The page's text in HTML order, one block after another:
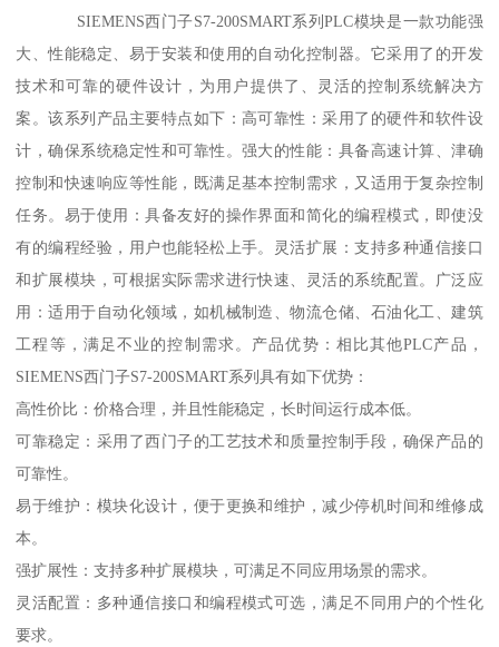
SIEMENS西门子S7-200SMART系列PLC模块是一款功能强
大、性能稳定、易于安装和使用的自动化控制器。它采用了的开发
技术和可靠的硬件设计，为用户提供了、灵活的控制系统解决方
案。该系列产品主要特点如下：高可靠性：采用了的硬件和软件设
计，确保系统稳定性和可靠性。强大的性能：具备高速计算、津确
控制和快速响应等性能，既满足基本控制需求，又适用于复杂控制
任务。易于使用：具备友好的操作界面和简化的编程模式，即使没
有的编程经验，用户也能轻松上手。灵活扩展：支持多种通信接口
和扩展模块，可根据实际需求进行快速、灵活的系统配置。广泛应
用：适用于自动化领域，如机械制造、物流仓储、石油化工、建筑
工程等，满足不业的控制需求。产品优势：相比其他PLC产品，
SIEMENS西门子S7-200SMART系列具有如下优势：
高性价比：价格合理，并且性能稳定，长时间运行成本低。
可靠稳定：采用了西门子的工艺技术和质量控制手段，确保产品的
可靠性。
易于维护：模块化设计，便于更换和维护，减少停机时间和维修成
本。
强扩展性：支持多种扩展模块，可满足不同应用场景的需求。
灵活配置：多种通信接口和编程模式可选，满足不同用户的个性化
要求。